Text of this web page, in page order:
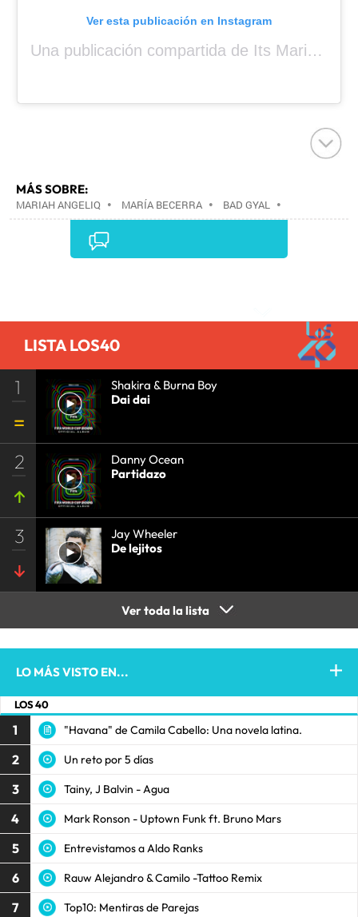
Ver esta publicación en Instagram
Una publicación compartida de Its Mariah Baby (@mariahangeliq)
MÁS SOBRE:
MARIAH ANGELIQ • MARÍA BECERRA • BAD GYAL •
LISTA LOS40
1
Shakira & Burna Boy
Dai dai
2
Danny Ocean
Partidazo
3
Jay Wheeler
De lejitos
Ver toda la lista
LO MÁS VISTO EN...
LOS 40
1 "Havana" de Camila Cabello: Una novela latina.
2 Un reto por 5 días
3 Tainy, J Balvin - Agua
4 Mark Ronson - Uptown Funk ft. Bruno Mars
5 Entrevistamos a Aldo Ranks
6 Rauw Alejandro & Camilo -Tattoo Remix
7 Top10: Mentiras de Parejas